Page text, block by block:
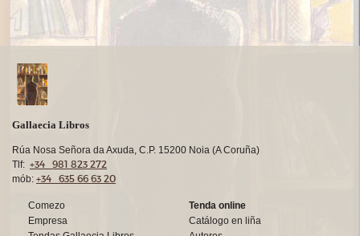
Gallaecia Libros
Rúa Nosa Señora da Axuda, C.P. 15200 Noia (A Coruña)
Tlf: +34 981 823 272
mób: +34 635 66 63 20
Comezo
Empresa
Tenda online
Catálogo en liña